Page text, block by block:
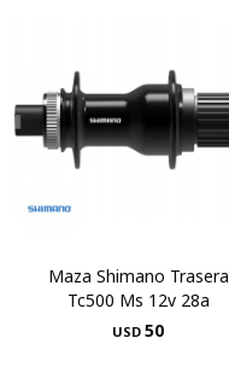
Maza Shimano Trasera
Tc500 Ms 12v 28a
USD 50